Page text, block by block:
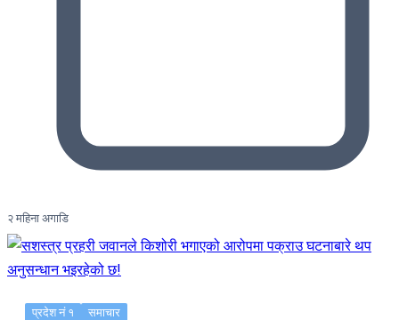
२ महिना अगाडि
प्रदेश नं १ समाचार